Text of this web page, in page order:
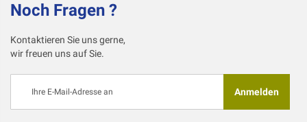
Noch Fragen ?
Kontaktieren Sie uns gerne,
wir freuen uns auf Sie.
sich
Anmelden